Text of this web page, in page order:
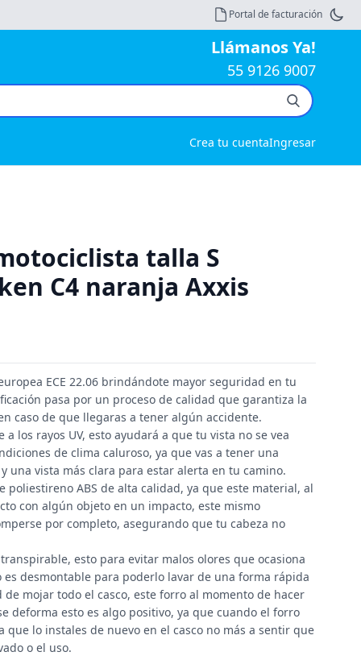
Portal de facturación
Llámanos Ya!
55 9126 9007
Crea tu cuentaIngresar
talla S
C4 naranja Axxis
ECE 22.06 brindándote mayor seguridad en tu
pasa por un proceso de calidad que garantiza la
caso de que llegaras a tener algún accidente.
los rayos UV, esto ayudará a que tu vista no se vea
de clima caluroso, ya que vas a tener una
una vista más clara para estar alerta en tu camino.
poliestireno ABS de alta calidad, ya que este material, al
con algún objeto en un impacto, este mismo
por completo, asegurando que tu cabeza no
esto para evitar malos olores que ocasiona
desmontable para poderlo lavar de una forma rápida
mojar todo el casco, este forro al momento de hacer
deforma esto es algo positivo, ya que cuando el forro
que lo instales de nuevo en el casco no más a sentir que
o el uso.